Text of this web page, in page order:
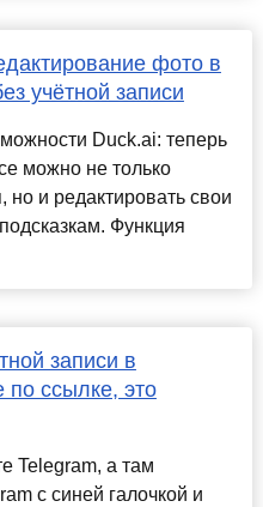
фото в
учётной записи
Duck.ai: теперь
можно не только
но и редактировать свои
Функция
записи в
по ссылке, это
Telegram, а там
с синей галочкой и